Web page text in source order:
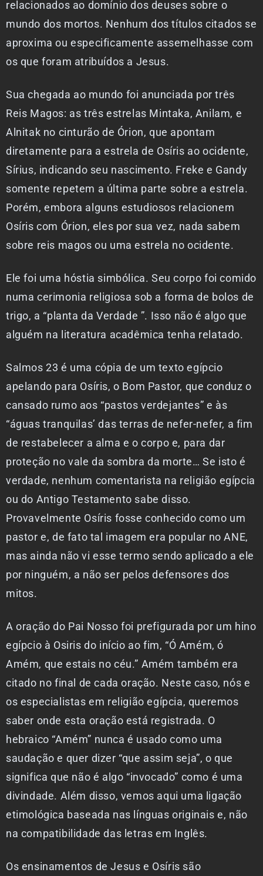
relacionados ao domínio dos deuses sobre o
mundo dos mortos. Nenhum dos títulos citados se
aproxima ou especificamente assemelhasse com
os que foram atribuídos a Jesus.
Sua chegada ao mundo foi anunciada por três
Reis Magos: as três estrelas Mintaka, Anilam, e
Alnitak no cinturão de Órion, que apontam
diretamente para a estrela de Osíris ao ocidente,
Sírius, indicando seu nascimento. Freke e Gandy
somente repetem a última parte sobre a estrela.
Porém, embora alguns estudiosos relacionem
Osíris com Órion, eles por sua vez, nada sabem
sobre reis magos ou uma estrela no ocidente.
Ele foi uma hóstia simbólica. Seu corpo foi comido
numa cerimonia religiosa sob a forma de bolos de
trigo, a “planta da Verdade ”. Isso não é algo que
alguém na literatura acadêmica tenha relatado.
Salmos 23 é uma cópia de um texto egípcio
apelando para Osíris, o Bom Pastor, que conduz o
cansado rumo aos “pastos verdejantes” e às
“águas tranquilas’ das terras de nefer-nefer, a fim
de restabelecer a alma e o corpo e, para dar
proteção no vale da sombra da morte… Se isto é
verdade, nenhum comentarista na religião egípcia
ou do Antigo Testamento sabe disso.
Provavelmente Osíris fosse conhecido como um
pastor e, de fato tal imagem era popular no ANE,
mas ainda não vi esse termo sendo aplicado a ele
por ninguém, a não ser pelos defensores dos
mitos.
A oração do Pai Nosso foi prefigurada por um hino
egípcio à Osiris do início ao fim, “Ó Amém, ó
Amém, que estais no céu.” Amém também era
citado no final de cada oração. Neste caso, nós e
os especialistas em religião egípcia, queremos
saber onde esta oração está registrada. O
hebraico “Amém” nunca é usado como uma
saudação e quer dizer “que assim seja”, o que
significa que não é algo “invocado” como é uma
divindade. Além disso, vemos aqui uma ligação
etimológica baseada nas línguas originais e, não
na compatibilidade das letras em Inglês.
Os ensinamentos de Jesus e Osíris são